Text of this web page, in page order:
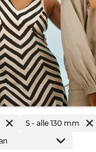
S - alle 130 mm